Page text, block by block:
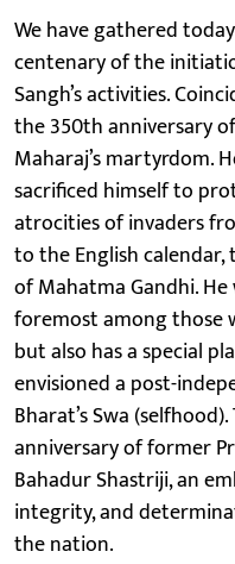
We have gathered
centenary of the
Sangh’s activities.
the 350th anniversary
Maharaj’s martyrdom.
sacrificed himself to
atrocities of invaders
to the English
of Mahatma Gandhi.
foremost among
but also has a special
envisioned a post-
Bharat’s Swa
anniversary of former
Bahadur Shastriji, an
integrity, and
the nation.